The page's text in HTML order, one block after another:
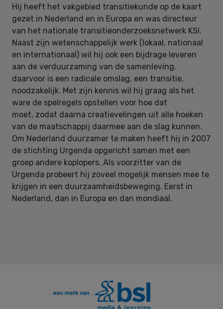
Hij heeft het vakgebied transitiekunde op de kaart
gezet in Nederland en in Europa en was directeur
van het nationale transitieonderzoeksnetwerk KSI.
Naast zijn wetenschappelijk werk (lokaal, nationaal
en internationaal) wil hij ook een bijdrage leveren
aan de verduurzaming van de samenleving.
daarvoor is een radicale omslag, een transitie,
noodzakelijk. Met zijn kennis wil hij graag als het
ware de spelregels opstellen voor hoe dat
moet, zodat daarna creatievelingen uit alle hoeken
van de maatschappij daarmee aan de slag kunnen.
Om Nederland duurzamer te maken heeft hij in 2007
de stichting Urgenda opgericht samen met een
groep andere koplopers. Als voorzitter van de
Urgenda probeert hij zoveel mogelijk mensen mee te
krijgen in een duurzaamheidsbeweging. Eerst in
Nederland, dan in Europa en dan mondiaal.